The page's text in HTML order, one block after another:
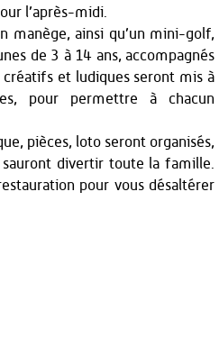
l’après-midi.
manège, ainsi qu’un mini-golf,
de 3 à 14 ans, accompagnés
et ludiques seront mis à
pour permettre à chacun
pièces, loto seront organisés,
divertir toute la famille.
pour vous désaltérer